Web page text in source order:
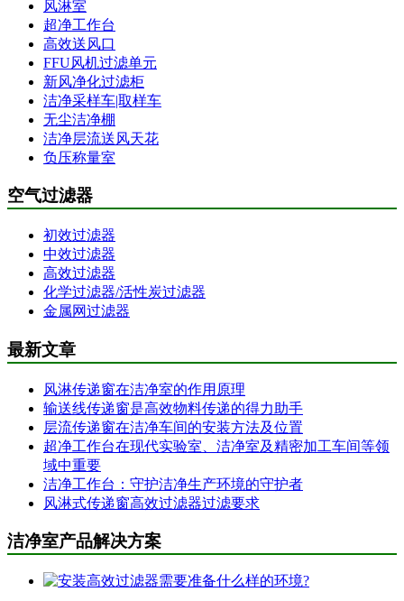
风淋室
超净工作台
高效送风口
FFU风机过滤单元
新风净化过滤柜
洁净采样车|取样车
无尘洁净棚
洁净层流送风天花
负压称量室
空气过滤器
初效过滤器
中效过滤器
高效过滤器
化学过滤器/活性炭过滤器
金属网过滤器
最新文章
风淋传递窗在洁净室的作用原理
输送线传递窗是高效物料传递的得力助手
层流传递窗在洁净车间的安装方法及位置
超净工作台在现代实验室、洁净室及精密加工车间等领
域中重要
洁净工作台：守护洁净生产环境的守护者
风淋式传递窗高效过滤器过滤要求
洁净室产品解决方案